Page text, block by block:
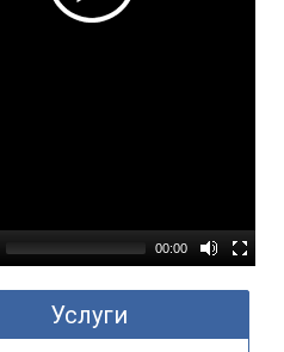
00:00
Услуги